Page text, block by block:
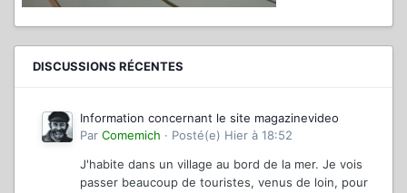
DISCUSSIONS RÉCENTES
Information concernant le site magazinevideo
Par Comemich · Posté(e) Hier à 18:52
J'habite dans un village au bord de la mer. Je vois
passer beaucoup de touristes, venus de loin, pour